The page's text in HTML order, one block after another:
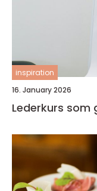
inspiration
16. January 2026
Lederkurs som